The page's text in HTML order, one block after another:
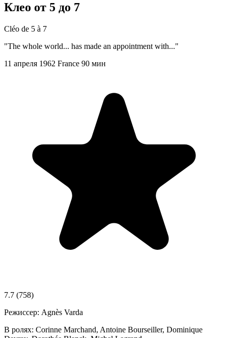
Клео от 5 до 7
Cléo de 5 à 7
"The whole world... has made an appointment with..."
11 апреля 1962 France 90 мин
7.7 (758)
Режиссер: Agnès Varda
В ролях: Corinne Marchand, Antoine Bourseiller, Dominique